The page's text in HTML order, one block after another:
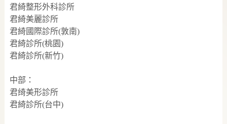
君綺整形外科診所
君綺美麗診所
君綺國際診所(敦南)
君綺診所(桃園)
君綺診所(新竹)
中部：
君绮美形診所
君綺診所(台中)